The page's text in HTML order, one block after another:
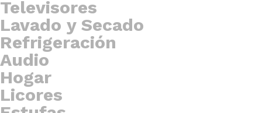
Televisores
Lavado y Secado
Refrigeración
Audio
Hogar
Licores